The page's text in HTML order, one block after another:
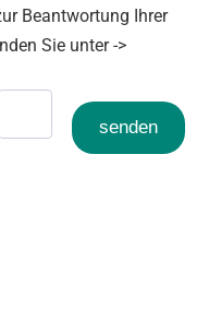
Beantwortung Ihrer
Sie unter ->
senden